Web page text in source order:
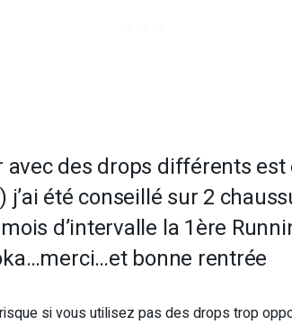
avec des drops différents est
j’ai été conseillé sur 2
d’intervalle la 1ère
bonne rentrée
risque si vous utilisez pas des drops trop